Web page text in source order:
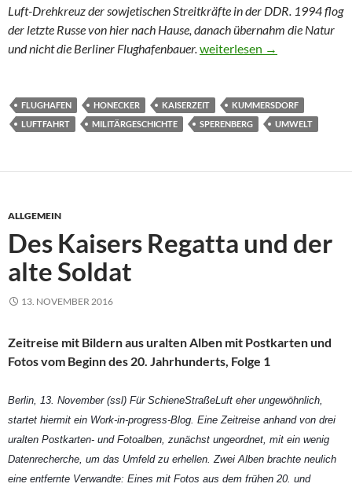
Luft-Drehkreuz der sowjetischen Streitkräfte in der DDR. 1994 flog
der letzte Russe von hier nach Hause, danach übernahm die Natur
und nicht die Berliner Flughafenbauer. Von der Dicken Bertha zur
weiterlesen →
FLUGHAFEN HONECKER KAISERZEIT
KUMMERSDORF
LUFTFAHRT
MILITÄRGESCHICHTE SPERENBERG UMWELT
ALLGEMEIN
Des Kaisers Regatta und der
alte Soldat
13. NOVEMBER 2016
Zeitreise mit Bildern aus uralten Alben mit Postkarten und
Fotos vom Beginn des 20. Jahrhunderts, Folge 1
Berlin, 13. November (ssl) Für SchieneStraßeLuft eher ungewöhnlich,
startet hiermit ein Work-in-progress-Blog. Eine Zeitreise anhand von drei
uralten Postkarten- und Fotoalben, zunächst ungeordnet, mit ein wenig
Datenrecherche, um das Umfeld zu erhellen. Zwei Alben brachte neulich
eine entfernte Verwandte: Eines mit Fotos aus dem frühen 20. und